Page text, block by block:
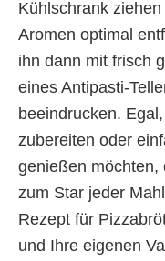
Kühlschrank
Aromen optimal
ihn dann mit frisch
eines Antipasti-
beeindrucken.
zubereiten oder
genießen möchten,
zum Star jeder
Rezept für
und Ihre eigenen